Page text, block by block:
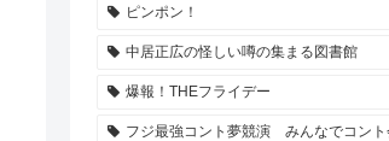
ピンポン！
中居正広の怪しい噂の集まる図書館
爆報！THEフライデー
フジ最強コント夢競演 みんなでコント